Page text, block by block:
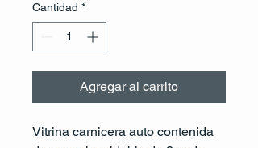
Cantidad *
Agregar al carrito
Vitrina carnicera auto contenida